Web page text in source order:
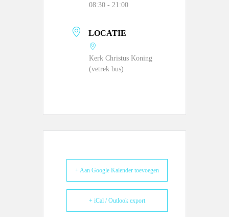
08:30 - 21:00
LOCATIE
Kerk Christus Koning
(vetrek bus)
+ Aan Google Kalender toevoegen
+ iCal / Outlook export